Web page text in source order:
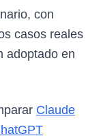
con
casos reales
adoptado en
Claude